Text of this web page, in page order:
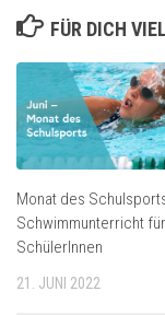
FÜR DICH
Monat des
Schwimmunterricht
SchülerInnen
21. JUNI 2022